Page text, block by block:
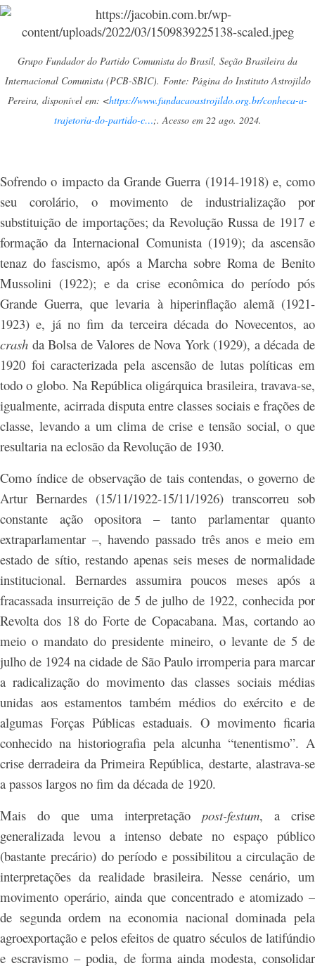
Grupo Fundador do Partido Comunista do Brasil, Seção Brasileira da
Internacional Comunista (PCB-SBIC). Fonte: Página do Instituto Astrojildo
Pereira, disponível em: <https://www.fundacaoastrojildo.org.br/conheca-a-
trajetoria-do-partido-c…;. Acesso em 22 ago. 2024.
Sofrendo o impacto da Grande Guerra (1914-1918) e, como
seu corolário, o movimento de industrialização por
substituição de importações; da Revolução Russa de 1917 e
formação da Internacional Comunista (1919); da ascensão
tenaz do fascismo, após a Marcha sobre Roma de Benito
Mussolini (1922); e da crise econômica do período pós
Grande Guerra, que levaria à hiperinflação alemã (1921-
1923) e, já no fim da terceira década do Novecentos, ao
crash da Bolsa de Valores de Nova York (1929), a década de
1920 foi caracterizada pela ascensão de lutas políticas em
todo o globo. Na República oligárquica brasileira, travava-se,
igualmente, acirrada disputa entre classes sociais e frações de
classe, levando a um clima de crise e tensão social, o que
resultaria na eclosão da Revolução de 1930.
Como índice de observação de tais contendas, o governo de
Artur Bernardes (15/11/1922-15/11/1926) transcorreu sob
constante ação opositora – tanto parlamentar quanto
extraparlamentar –, havendo passado três anos e meio em
estado de sítio, restando apenas seis meses de normalidade
institucional. Bernardes assumira poucos meses após a
fracassada insurreição de 5 de julho de 1922, conhecida por
Revolta dos 18 do Forte de Copacabana. Mas, cortando ao
meio o mandato do presidente mineiro, o levante de 5 de
julho de 1924 na cidade de São Paulo irromperia para marcar
a radicalização do movimento das classes sociais médias
unidas aos estamentos também médios do exército e de
algumas Forças Públicas estaduais. O movimento ficaria
conhecido na historiografia pela alcunha “tenentismo”. A
crise derradeira da Primeira República, destarte, alastrava-se
a passos largos no fim da década de 1920.
Mais do que uma interpretação post-festum, a crise
generalizada levou a intenso debate no espaço público
(bastante precário) do período e possibilitou a circulação de
interpretações da realidade brasileira. Nesse cenário, um
movimento operário, ainda que concentrado e atomizado –
de segunda ordem na economia nacional dominada pela
agroexportação e pelos efeitos de quatro séculos de latifúndio
e escravismo – podia, de forma ainda modesta, consolidar